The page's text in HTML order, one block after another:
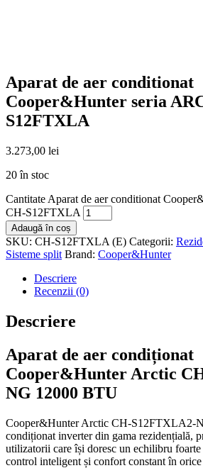
Aparat de aer conditionat
Cooper&Hunter seria
S12FTXLA
3.273,00 lei
20 în stoc
Cantitate Aparat de aer conditionat
CH-S12FTXLA
Adaugă în coș
SKU: CH-S12FTXLA (E) Categorii:
Sisteme split Brand: Cooper&Hunter
Descriere
Recenzii (0)
Descriere
Aparat de aer condiționat
Cooper&Hunter Arctic
NG 12000 BTU
Cooper&Hunter Arctic CH-S12FTXLA2-
condiționat inverter din gama rezidențială,
utilizatorii care își doresc un echilibru
control inteligent și confort constant în